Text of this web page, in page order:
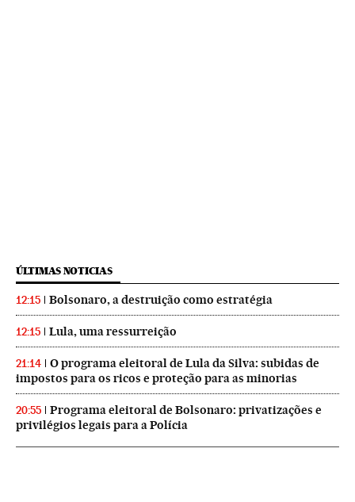
ÚLTIMAS NOTICIAS
12:15 Bolsonaro, a destruição como estratégia
12:15 Lula, uma ressurreição
21:14
O programa eleitoral de Lula da Silva: subidas de
impostos para os ricos e proteção para as minorias
20:55
Programa eleitoral de Bolsonaro: privatizações e
privilégios legais para a Polícia